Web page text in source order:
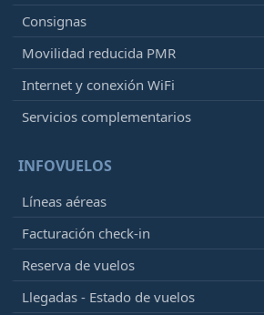
Consignas
Movilidad reducida PMR
Internet y conexión WiFi
Servicios complementarios
INFOVUELOS
Líneas aéreas
Facturación check-in
Reserva de vuelos
Llegadas - Estado de vuelos